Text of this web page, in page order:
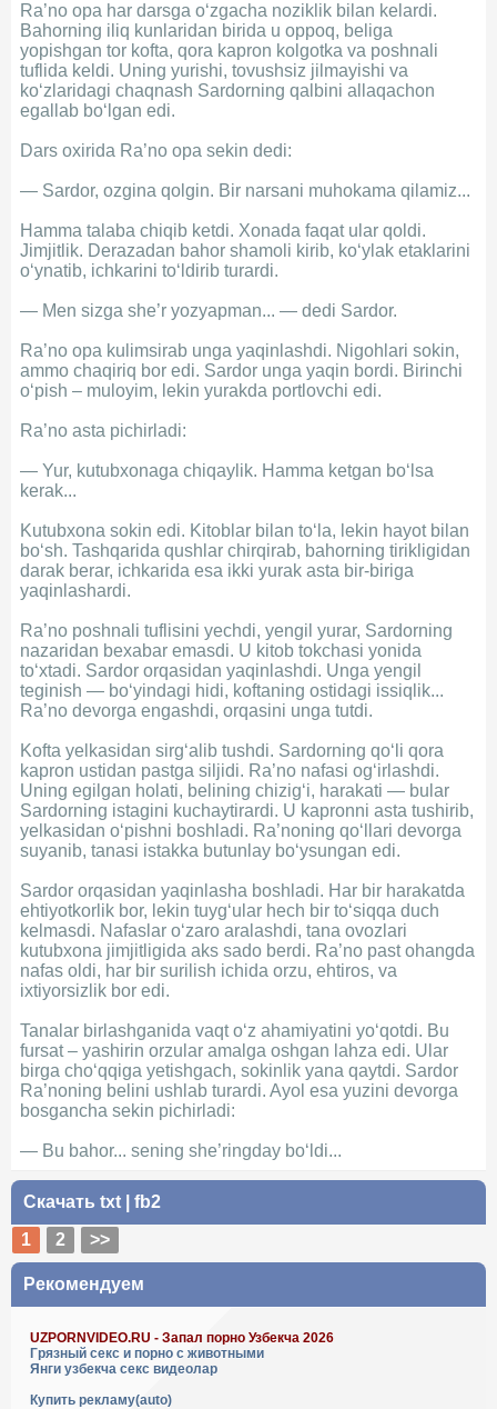
Ra’no opa har darsga o‘zgacha noziklik bilan kelardi.
Bahorning iliq kunlaridan birida u oppoq, beliga
yopishgan tor kofta, qora kapron kolgotka va poshnali
tuflida keldi. Uning yurishi, tovushsiz jilmayishi va
ko‘zlaridagi chaqnash Sardorning qalbini allaqachon
egallab bo‘lgan edi.
Dars oxirida Ra’no opa sekin dedi:
— Sardor, ozgina qolgin. Bir narsani muhokama qilamiz...
Hamma talaba chiqib ketdi. Xonada faqat ular qoldi.
Jimjitlik. Derazadan bahor shamoli kirib, ko‘ylak etaklarini
o‘ynatib, ichkarini to‘ldirib turardi.
— Men sizga she’r yozyapman... — dedi Sardor.
Ra’no opa kulimsirab unga yaqinlashdi. Nigohlari sokin,
ammo chaqiriq bor edi. Sardor unga yaqin bordi. Birinchi
o‘pish – muloyim, lekin yurakda portlovchi edi.
Ra’no asta pichirladi:
— Yur, kutubxonaga chiqaylik. Hamma ketgan bo‘lsa
kerak...
Kutubxona sokin edi. Kitoblar bilan to‘la, lekin hayot bilan
bo‘sh. Tashqarida qushlar chirqirab, bahorning tirikligidan
darak berar, ichkarida esa ikki yurak asta bir-biriga
yaqinlashardi.
Ra’no poshnali tuflisini yechdi, yengil yurar, Sardorning
nazaridan bexabar emasdi. U kitob tokchasi yonida
to‘xtadi. Sardor orqasidan yaqinlashdi. Unga yengil
teginish — bo‘yindagi hidi, koftaning ostidagi issiqlik...
Ra’no devorga engashdi, orqasini unga tutdi.
Kofta yelkasidan sirg‘alib tushdi. Sardorning qo‘li qora
kapron ustidan pastga siljidi. Ra’no nafasi og‘irlashdi.
Uning egilgan holati, belining chizig‘i, harakati — bular
Sardorning istagini kuchaytirardi. U kapronni asta tushirib,
yelkasidan o‘pishni boshladi. Ra’noning qo‘llari devorga
suyanib, tanasi istakka butunlay bo‘ysungan edi.
Sardor orqasidan yaqinlasha boshladi. Har bir harakatda
ehtiyotkorlik bor, lekin tuyg‘ular hech bir to‘siqqa duch
kelmasdi. Nafaslar o‘zaro aralashdi, tana ovozlari
kutubxona jimjitligida aks sado berdi. Ra’no past ohangda
nafas oldi, har bir surilish ichida orzu, ehtiros, va
ixtiyorsizlik bor edi.
Tanalar birlashganida vaqt o‘z ahamiyatini yo‘qotdi. Bu
fursat – yashirin orzular amalga oshgan lahza edi. Ular
birga cho‘qqiga yetishgach, sokinlik yana qaytdi. Sardor
Ra’noning belini ushlab turardi. Ayol esa yuzini devorga
bosgancha sekin pichirladi:
— Bu bahor... sening she’ringday bo‘ldi...
Скачать txt
fb2
1
2 >>
Рекомендуем
UZPORNVIDEO.RU - Запал порно Узбекча 2026
Грязный секс и порно с животными
Янги узбекча секс видеолар
Купить рекламу(auto)